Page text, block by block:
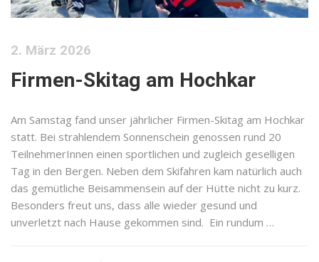
2. März 2026
Firmen-Skitag am Hochkar
Am Samstag fand unser jährlicher Firmen-Skitag am Hochkar
statt. Bei strahlendem Sonnenschein genossen rund 20
TeilnehmerInnen einen sportlichen und zugleich geselligen
Tag in den Bergen. Neben dem Skifahren kam natürlich auch
das gemütliche Beisammensein auf der Hütte nicht zu kurz.
Besonders freut uns, dass alle wieder gesund und
unverletzt nach Hause gekommen sind. Ein rundum …